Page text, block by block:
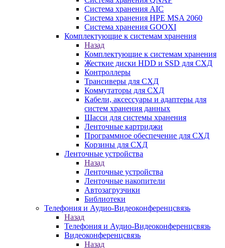
Система хранения AIC
Система хранения HPE MSA 2060
Система хранения GOOXI
Комплектующие к системам хранения
Назад
Комплектующие к системам хранения
Жесткие диски HDD и SSD для СХД
Контроллеры
Трансиверы для СХД
Коммутаторы для СХД
Кабели, аксессуары и адаптеры для
систем хранения данных
Шасси для системы хранения
Ленточные картриджи
Программное обеспечение для СХД
Корзины для СХД
Ленточные устройства
Назад
Ленточные устройства
Ленточные накопители
Автозагрузчики
Библиотеки
Телефония и Аудио-Видеоконференцсвязь
Назад
Телефония и Аудио-Видеоконференцсвязь
Видеоконференцсвязь
Назад